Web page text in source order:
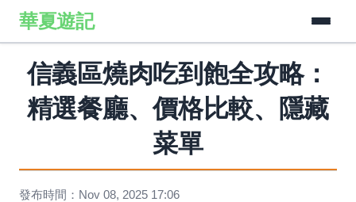
華夏遊記
信義區燒肉吃到飽全攻略：
精選餐廳、價格比較、隱藏
菜單
發布時間：Nov 08, 2025 17:06